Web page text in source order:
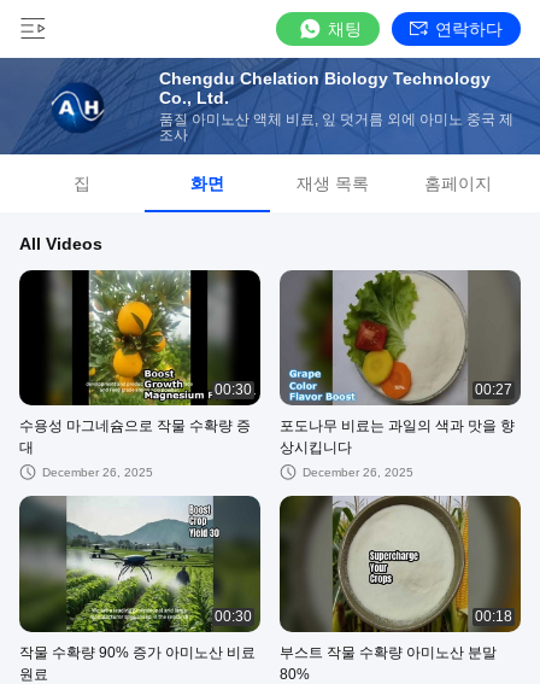
채팅 연락하다
Chengdu Chelation Biology Technology
Co., Ltd.
품질 아미노산 액체 비료, 잎 덧거름 외에 아미노 중국 제
조사
집 화면 재생 목록 홈페이지
All Videos
00:30
수용성 마그네슘으로 작물 수확량 증
대
December 26, 2025
00:27
포도나무 비료는 과일의 색과 맛을 향
상시킵니다
December 26, 2025
00:30
작물 수확량 90% 증가 아미노산 비료
원료
00:18
부스트 작물 수확량 아미노산 분말
80%